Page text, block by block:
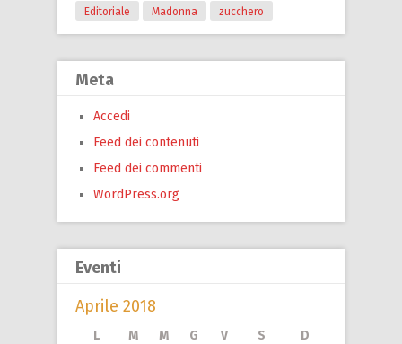
Editoriale Madonna zucchero
Meta
Accedi
Feed dei contenuti
Feed dei commenti
WordPress.org
Eventi
Aprile 2018
L M M G V S
D